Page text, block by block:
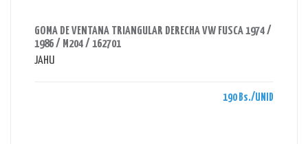
GOMA DE VENTANA TRIANGULAR DERECHA VW FUSCA 1974 /
1986 / M204 / 162701
JAHU
190 Bs./UNID